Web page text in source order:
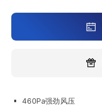
460Pa强劲风压